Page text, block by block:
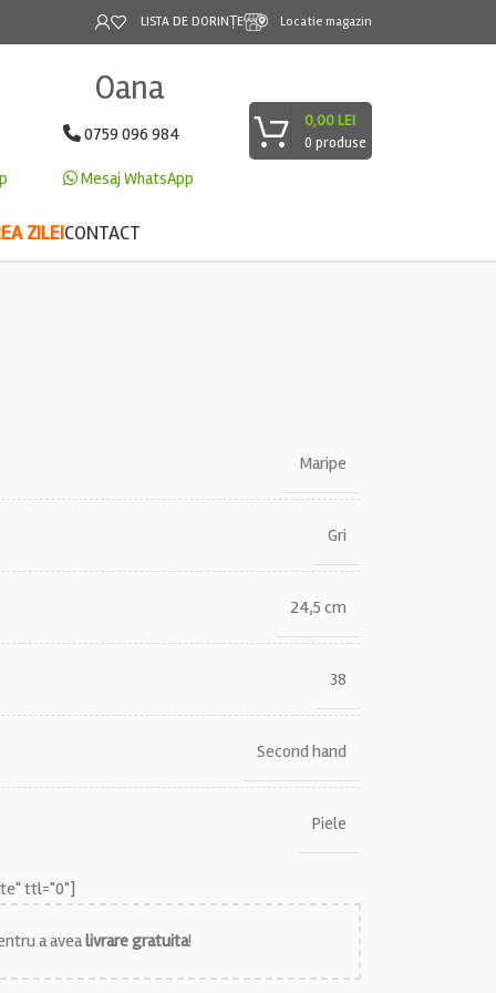
LISTA DE DORINȚE Locatie magazin
Oana
0759 096 984
Mesaj WhatsApp
0 produse
0,00LEI
ZILEICONTACT
Maripe
Gri
24,5 cm
38
Second hand
Piele
ttl="0"]
a avealivrare gratuita!